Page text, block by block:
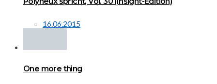
16.06.2015
One more thing